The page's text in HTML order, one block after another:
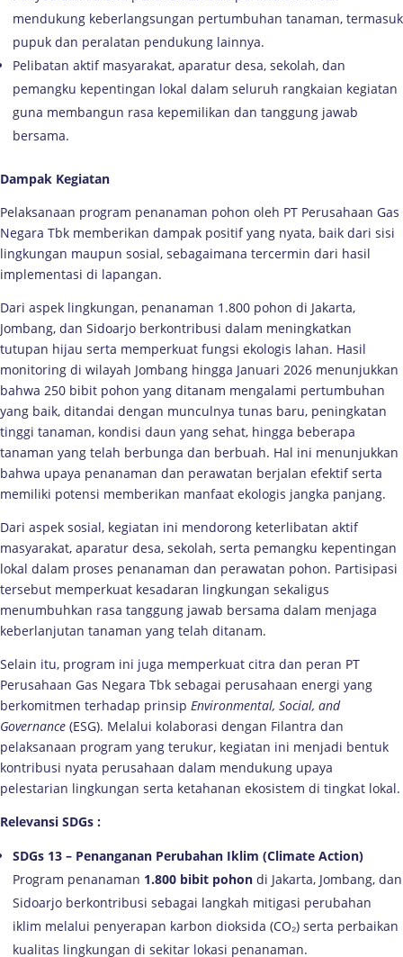
mendukung keberlangsungan pertumbuhan tanaman, termasuk
pupuk dan peralatan pendukung lainnya.
Pelibatan aktif masyarakat, aparatur desa, sekolah, dan
pemangku kepentingan lokal dalam seluruh rangkaian kegiatan
guna membangun rasa kepemilikan dan tanggung jawab
bersama.
Dampak Kegiatan
Pelaksanaan program penanaman pohon oleh PT Perusahaan Gas
Negara Tbk memberikan dampak positif yang nyata, baik dari sisi
lingkungan maupun sosial, sebagaimana tercermin dari hasil
implementasi di lapangan.
Dari aspek lingkungan, penanaman 1.800 pohon di Jakarta,
Jombang, dan Sidoarjo berkontribusi dalam meningkatkan
tutupan hijau serta memperkuat fungsi ekologis lahan. Hasil
monitoring di wilayah Jombang hingga Januari 2026 menunjukkan
bahwa 250 bibit pohon yang ditanam mengalami pertumbuhan
yang baik, ditandai dengan munculnya tunas baru, peningkatan
tinggi tanaman, kondisi daun yang sehat, hingga beberapa
tanaman yang telah berbunga dan berbuah. Hal ini menunjukkan
bahwa upaya penanaman dan perawatan berjalan efektif serta
memiliki potensi memberikan manfaat ekologis jangka panjang.
Dari aspek sosial, kegiatan ini mendorong keterlibatan aktif
masyarakat, aparatur desa, sekolah, serta pemangku kepentingan
lokal dalam proses penanaman dan perawatan pohon. Partisipasi
tersebut memperkuat kesadaran lingkungan sekaligus
menumbuhkan rasa tanggung jawab bersama dalam menjaga
keberlanjutan tanaman yang telah ditanam.
Selain itu, program ini juga memperkuat citra dan peran PT
Perusahaan Gas Negara Tbk sebagai perusahaan energi yang
berkomitmen terhadap prinsip Environmental, Social, and
Governance (ESG). Melalui kolaborasi dengan Filantra dan
pelaksanaan program yang terukur, kegiatan ini menjadi bentuk
kontribusi nyata perusahaan dalam mendukung upaya
pelestarian lingkungan serta ketahanan ekosistem di tingkat lokal.
Relevansi SDGs :
SDGs 13 – Penanganan Perubahan Iklim (Climate Action)
Program penanaman 1.800 bibit pohon di Jakarta, Jombang, dan
Sidoarjo berkontribusi sebagai langkah mitigasi perubahan
iklim melalui penyerapan karbon dioksida (CO₂) serta perbaikan
kualitas lingkungan di sekitar lokasi penanaman.